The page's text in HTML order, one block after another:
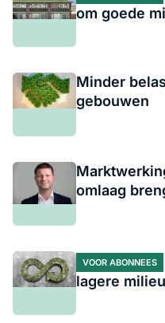
om goede
Minder
gebouwen
omlaag
VOOR ABONNEES
lagere